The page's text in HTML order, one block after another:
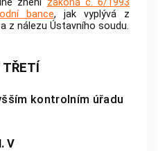
bance, jak vyplývá z
z nálezu Ústavního soudu.
TŘETÍ
kontrolním úřadu
V